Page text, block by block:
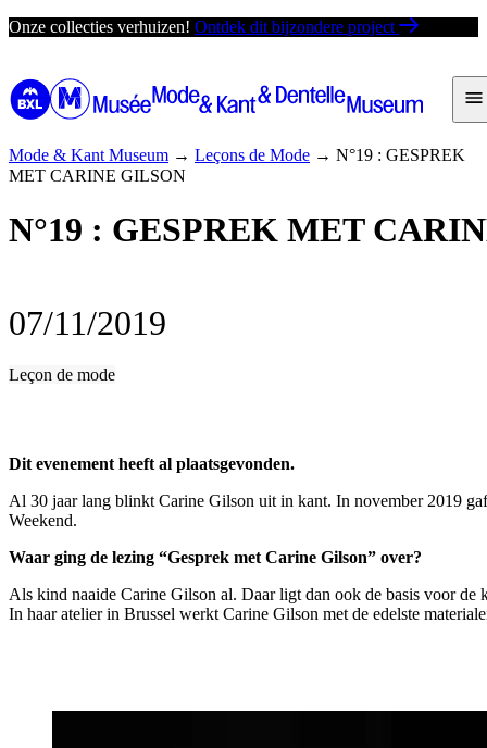
Ga
de
inhoud
Onze collecties verhuizen! Ontdek dit bijzondere project
Mode & Kant Museum → Leçons de Mode → N°19 : GESPREK
MET CARINE GILSON
N°19 : GESPREK MET
07/11/2019
Leçon de mode
Dit evenement heeft al plaatsgevonden.
Al 30 jaar lang blinkt Carine Gilson uit in kant. In november 2019
Weekend.
Waar ging de lezing “Gesprek met Carine Gilson” over?
Als kind naaide Carine Gilson al. Daar ligt dan ook de basis voor de
In haar atelier in Brussel werkt Carine Gilson met de edelste